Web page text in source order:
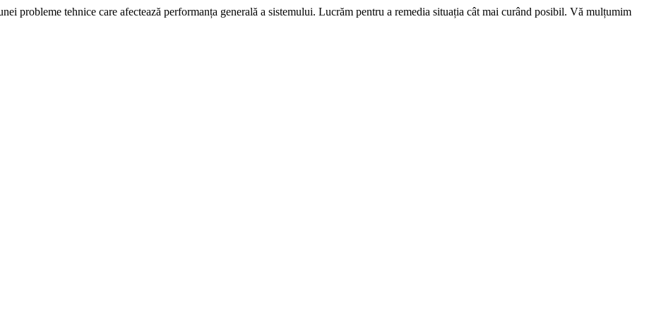
probleme tehnice care afectează performanța generală a sistemului. Lucrăm pentru a remedia situația cât mai curând posibil. Vă mulțumim